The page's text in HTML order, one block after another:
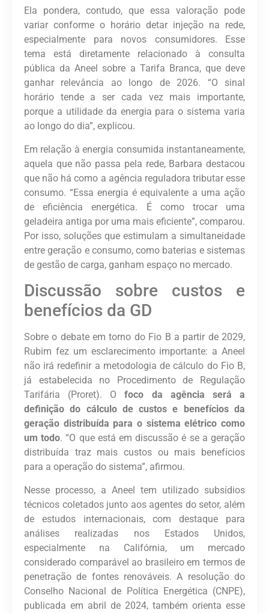
Ela pondera, contudo, que essa valoração pode
variar conforme o horário detar injeção na rede,
especialmente para novos consumidores. Esse
tema está diretamente relacionado à consulta
pública da Aneel sobre a Tarifa Branca, que deve
ganhar relevância ao longo de 2026. “O sinal
horário tende a ser cada vez mais importante,
porque a utilidade da energia para o sistema varia
ao longo do dia”, explicou.
Em relação à energia consumida instantaneamente,
aquela que não passa pela rede, Barbara destacou
que não há como a agência reguladora tributar esse
consumo. “Essa energia é equivalente a uma ação
de eficiência energética. É como trocar uma
geladeira antiga por uma mais eficiente”, comparou.
Por isso, soluções que estimulam a simultaneidade
entre geração e consumo, como baterias e sistemas
de gestão de carga, ganham espaço no mercado.
Discussão sobre custos e
benefícios da GD
Sobre o debate em torno do Fio B a partir de 2029,
Rubim fez um esclarecimento importante: a Aneel
não irá redefinir a metodologia de cálculo do Fio B,
já estabelecida no Procedimento de Regulação
Tarifária (Proret). Ofoco da agência será a
definição do cálculo de custos e benefícios da
geração distribuída para o sistema elétrico como
um todo. “O que está em discussão é se a geração
distribuída traz mais custos ou mais benefícios
para a operação do sistema”, afirmou.
Nesse processo, a Aneel tem utilizado subsídios
técnicos coletados junto aos agentes do setor, além
de estudos internacionais, com destaque para
análises realizadas nos Estados Unidos,
especialmente na Califórnia, um mercado
considerado comparável ao brasileiro em termos de
penetração de fontes renováveis. A resolução do
Conselho Nacional de Política Energética (CNPE),
publicada em abril de 2024, também orienta esse